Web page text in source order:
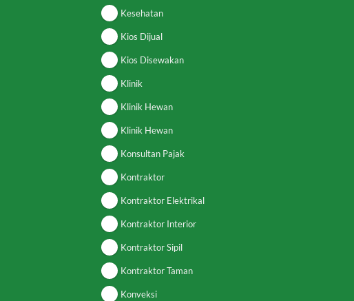
Kesehatan
Kios Dijual
Kios Disewakan
Klinik
Klinik Hewan
Klinik Hewan
Konsultan Pajak
Kontraktor
Kontraktor Elektrikal
Kontraktor Interior
Kontraktor Sipil
Kontraktor Taman
Konveksi